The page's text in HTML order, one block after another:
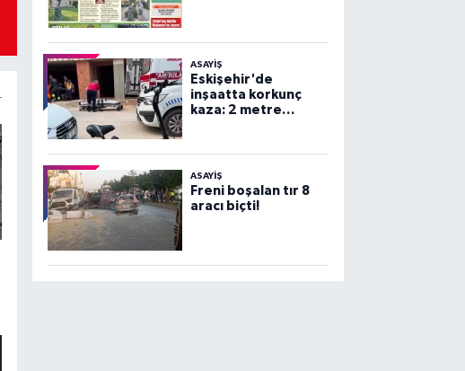
ASAYİŞ
Eskişehir'de
inşaatta korkunç
kaza: 2 metre
ASAYİŞ
Freni boşalan tır 8
aracı biçti!